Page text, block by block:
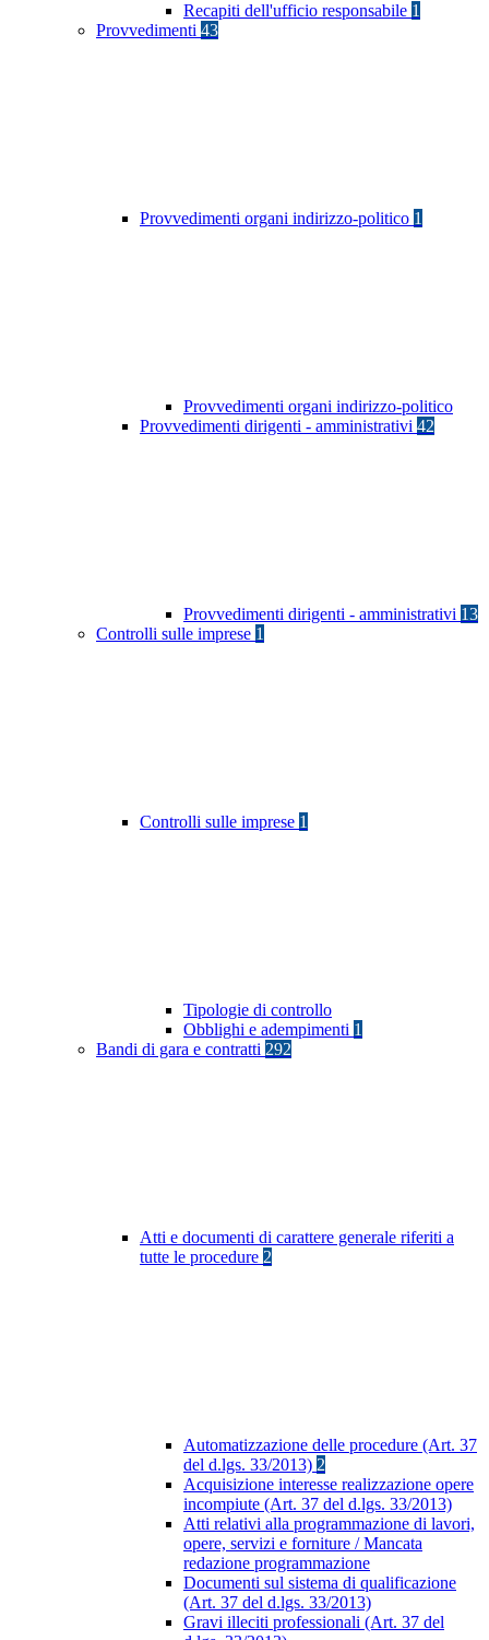
Recapiti dell'ufficio responsabile 1
Provvedimenti 43
Provvedimenti organi indirizzo-politico 1
Provvedimenti organi indirizzo-politico
Provvedimenti dirigenti - amministrativi 42
Provvedimenti dirigenti - amministrativi 13
Controlli sulle imprese 1
Controlli sulle imprese 1
Tipologie di controllo
Obblighi e adempimenti 1
Bandi di gara e contratti 292
Atti e documenti di carattere generale riferiti a
tutte le procedure 2
Automatizzazione delle procedure (Art. 37
del d.lgs. 33/2013) 2
Acquisizione interesse realizzazione opere
incompiute (Art. 37 del d.lgs. 33/2013)
Atti relativi alla programmazione di lavori,
opere, servizi e forniture / Mancata
redazione programmazione
Documenti sul sistema di qualificazione
(Art. 37 del d.lgs. 33/2013)
Gravi illeciti professionali (Art. 37 del